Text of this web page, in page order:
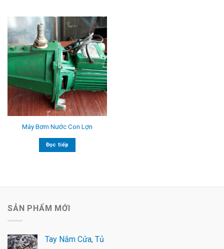
Máy Bơm Nước Con Lợn
Đọc tiếp
SẢN PHẨM MỚI
Tay Nắm Cửa, Tủ